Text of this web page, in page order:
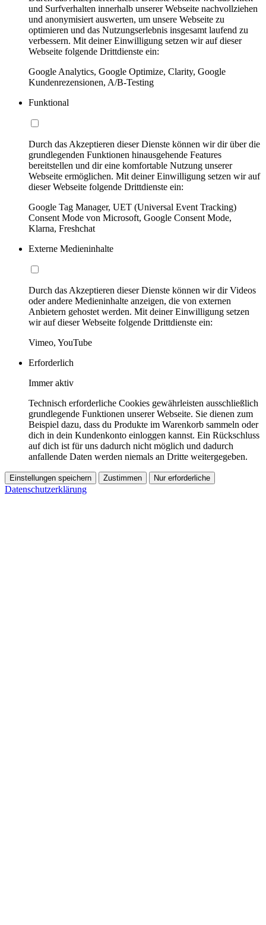
und Surfverhalten innerhalb unserer Webseite nachvollziehen
und anonymisiert auswerten, um unsere Webseite zu
optimieren und das Nutzungserlebnis insgesamt laufend zu
verbessern. Mit deiner Einwilligung setzen wir auf dieser
Webseite folgende Drittdienste ein:
Google Analytics, Google Optimize, Clarity, Google
Kundenrezensionen, A/B-Testing
Funktional
Durch das Akzeptieren dieser Dienste können wir dir über die
grundlegenden Funktionen hinausgehende Features
bereitstellen und dir eine komfortable Nutzung unserer
Webseite ermöglichen. Mit deiner Einwilligung setzen wir auf
dieser Webseite folgende Drittdienste ein:
Google Tag Manager, UET (Universal Event Tracking)
Consent Mode von Microsoft, Google Consent Mode,
Klarna, Freshchat
Externe Medieninhalte
Durch das Akzeptieren dieser Dienste können wir dir Videos
oder andere Medieninhalte anzeigen, die von externen
Anbietern gehostet werden. Mit deiner Einwilligung setzen
wir auf dieser Webseite folgende Drittdienste ein:
Vimeo, YouTube
Erforderlich
Immer aktiv
Technisch erforderliche Cookies gewährleisten ausschließlich
grundlegende Funktionen unserer Webseite. Sie dienen zum
Beispiel dazu, dass du Produkte im Warenkorb sammeln oder
dich in dein Kundenkonto einloggen kannst. Ein Rückschluss
auf dich ist für uns dadurch nicht möglich und dadurch
anfallende Daten werden niemals an Dritte weitergegeben.
Einstellungen speichern Zustimmen Nur erforderliche
Datenschutzerklärung